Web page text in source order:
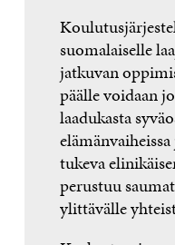
suomalaiselle
jatkuvan
päälle voidaan
laadukasta
tukeva
perustuu
ylittävälle